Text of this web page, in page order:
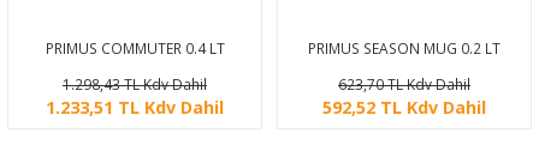
PRIMUS COMMUTER 0.4 LT
TERMOS BARDAK (TURUNCU)
1.298,43 TL Kdv Dahil
1.233,51 TL Kdv Dahil
PRIMUS SEASON MUG 0.2 LT
BARDAK
623,70 TL Kdv Dahil
592,52 TL Kdv Dahil